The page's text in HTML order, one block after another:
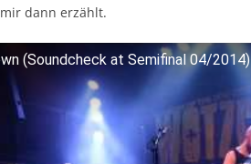
dann erzählt.
(Soundcheck at Semifinal 04/2014)